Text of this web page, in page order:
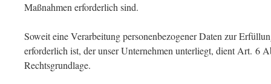
Maßnahmen erforderlich sind.
Soweit eine Verarbeitung personenbezogener Daten zur
erforderlich ist, der unser Unternehmen unterliegt, dient Art. 6
Rechtsgrundlage.